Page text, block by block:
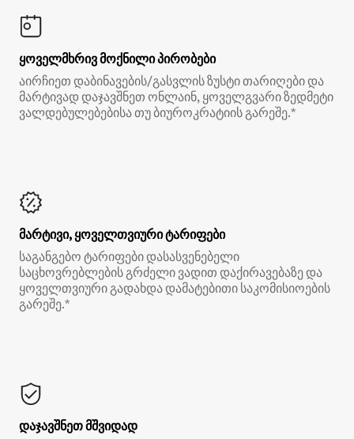
ყოველმხრივ მოქნილი პირობები
აირჩიეთ დაბინავების/გასვლის ზუსტი თარიღები და
მარტივად დაჯავშნეთ ონლაინ, ყოველგვარი ზედმეტი
ვალდებულებებისა თუ ბიუროკრატიის გარეშე.*
მარტივი, ყოველთვიური ტარიფები
საგანგებო ტარიფები დასასვენებელი
საცხოვრებლების გრძელი ვადით დაქირავებაზე და
ყოველთვიური გადახდა დამატებითი საკომისიოების
გარეშე.*
დაჯავშნეთ მშვიდად